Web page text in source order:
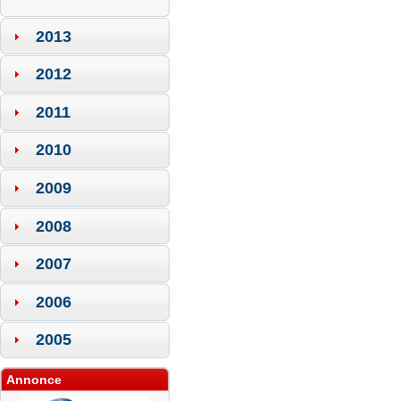
2013
2012
2011
2010
2009
2008
2007
2006
2005
Annonce